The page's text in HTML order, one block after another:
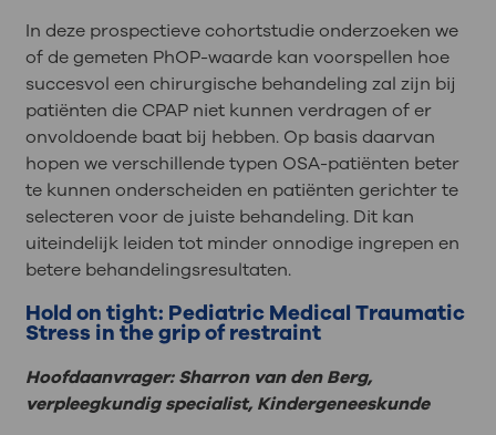
In deze prospectieve cohortstudie onderzoeken we
of de gemeten PhOP-waarde kan voorspellen hoe
succesvol een chirurgische behandeling zal zijn bij
patiënten die CPAP niet kunnen verdragen of er
onvoldoende baat bij hebben. Op basis daarvan
hopen we verschillende typen OSA-patiënten beter
te kunnen onderscheiden en patiënten gerichter te
selecteren voor de juiste behandeling. Dit kan
uiteindelijk leiden tot minder onnodige ingrepen en
betere behandelingsresultaten.
Hold on tight: Pediatric Medical Traumatic
Stress in the grip of restraint
Hoofdaanvrager: Sharron van den Berg,
verpleegkundig specialist, Kindergeneeskunde